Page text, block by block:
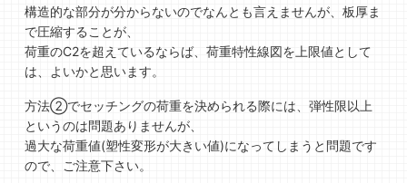
構造的な部分が分からないのでなんとも言えませんが、板厚ま
で圧縮することが、
荷重のC2を超えているならば、荷重特性線図を上限値として
は、よいかと思います。
方法②でセッチングの荷重を決められる際には、弾性限以上
というのは問題ありませんが、
過大な荷重値(塑性変形が大きい値)になってしまうと問題です
ので、ご注意下さい。